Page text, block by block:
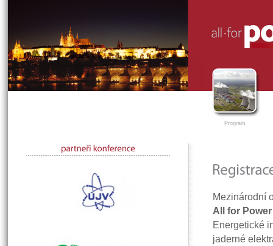
Program
Mezinárodní
All for
Energetické
jaderné